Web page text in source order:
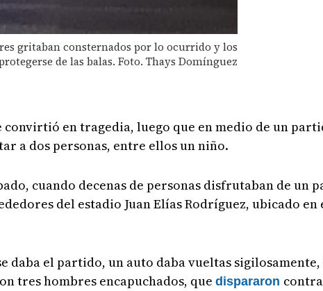
gritaban consternados por lo ocurrido y los
de las balas. Foto. Thays Domínguez
en tragedia, luego que en medio de un
a dos personas, entre ellos un niño.
cuando decenas de personas disfrutaban de un
del estadio Juan Elías Rodríguez, ubicado en
el partido, un auto daba vueltas sigilosamente,
tres hombres encapuchados, quedispararon